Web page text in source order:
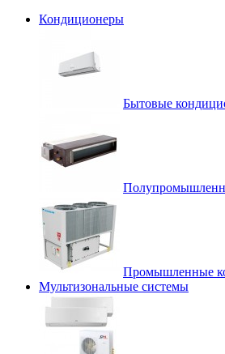
Кондиционеры
Бытовые
Промышленные
Мультизональные системы